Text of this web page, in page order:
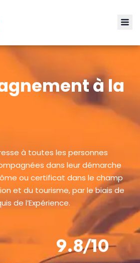
à la
à toutes les personnes
dans leur démarche
ou certificat dans le champ
et du tourisme, par le biais de
de l’Expérience.
9.8/10